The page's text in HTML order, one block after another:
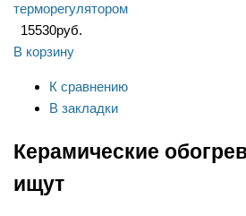
терморегулятором
15530руб.
В корзину
К сравнению
В закладки
Керамические
ищут